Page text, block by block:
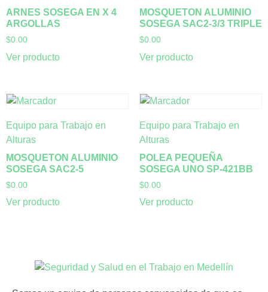
ARNES SOSEGA EN X 4
ARGOLLAS
$0.00
Ver producto
MOSQUETON ALUMINIO
SOSEGA SAC2-3/3 TRIPLE
$0.00
Ver producto
Equipo para Trabajo en
Alturas
MOSQUETON ALUMINIO
SOSEGA SAC2-5
$0.00
Ver producto
Equipo para Trabajo en
Alturas
POLEA PEQUEÑA
SOSEGA UNO SP-421BB
$0.00
Ver producto